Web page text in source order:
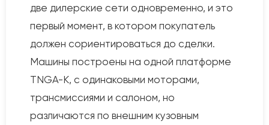
две дилерские сети одновременно, и это
первый момент, в котором покупатель
должен сориентироваться до сделки.
Машины построены на одной платформе
TNGA-K, с одинаковыми моторами,
трансмиссиями и салоном, но
различаются по внешним кузовным